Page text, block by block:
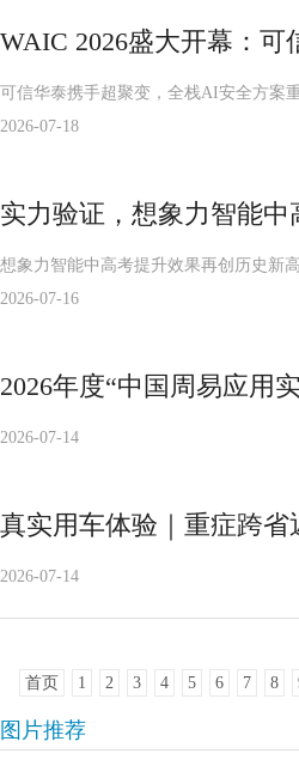
WAIC 2026盛大开幕：
可信华泰携手超聚变，全栈AI安全方案
2026-07-18
实力验证，想象力智能
想象力智能中高考提升效果再创历史新高
2026-07-16
2026年度“中国周易应用
2026-07-14
真实用车体验｜重症跨
2026-07-14
首页 1 2 3 4 5 6 7 8
图片推荐